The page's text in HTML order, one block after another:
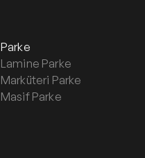
Parke
Lamine Parke
Marküteri Parke
Masif Parke